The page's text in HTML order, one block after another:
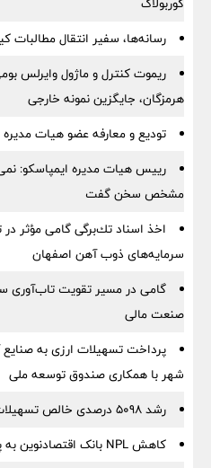
رسانه‌ها، سفیر انتقال
ریموت کنترل و ماژول وایرلس
هرمزگان، جایگزین نمونه خارجی
تودیع و معارفه عضو هیات مدیره
رییس هیات مدیره ایمپاسکو:
مشخص سخن گفت
اخذ اسناد تك‌برگی گامی مؤثر
سرمایه‌های ذوب آهن اصفهان
گامی در مسیر تقویت تاب‌آوری
صنعت مالی
پرداخت تسهیلات ارزی به
شهر با همکاری صندوق توسعه ملی
رشد 5098 درصدی خالص تسهیلات بانک اقتصادنوین
کاهش NPL بانک اقتصادنوین به پایین‌ترین رقم